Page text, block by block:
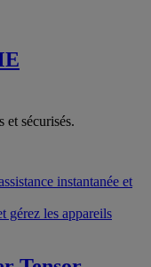
et sécurisés.
instantanée et
gérez les appareils